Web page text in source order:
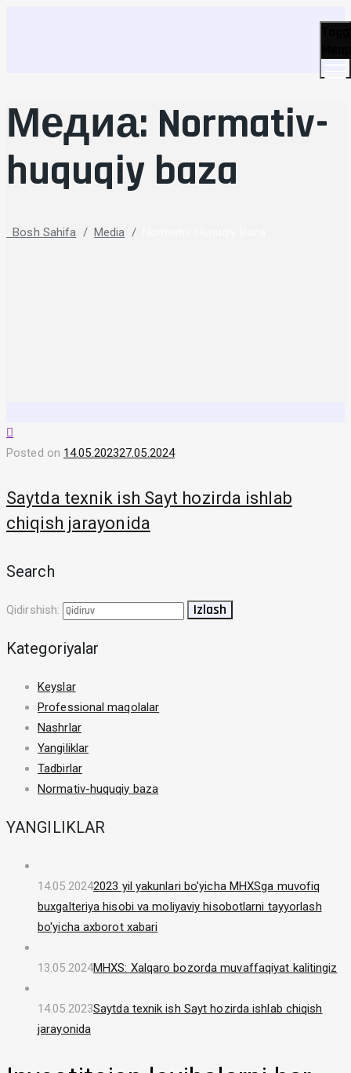
Медиа: Normativ-
huquqiy baza
Bosh Sahifa / Media /
Posted on 14.05.202327.05.2024
Saytda texnik ish Sayt hozirda ishlab
chiqish jarayonida
Search
Qidirshish:
Kategoriyalar
Keyslar
Professional maqolalar
Nashrlar
Yangiliklar
Tadbirlar
Normativ-huquqiy baza
YANGILIKLAR
14.05.20242023 yil yakunlari bo'yicha MHXSga muvofiq
buxgalteriya hisobi va moliyaviy hisobotlarni tayyorlash
bo'yicha axborot xabari
13.05.2024MHXS: Xalqaro bozorda muvaffaqiyat kalitingiz
14.05.2023Saytda texnik ish Sayt hozirda ishlab chiqish
jarayonida